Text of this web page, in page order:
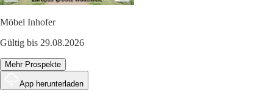
Möbel Inhofer
Gültig bis 29.08.2026
Mehr Prospekte
App herunterladen